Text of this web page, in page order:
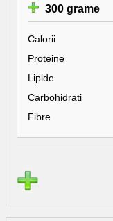
300 grame
Calorii
Proteine
Lipide
Carbohidrati
Fibre